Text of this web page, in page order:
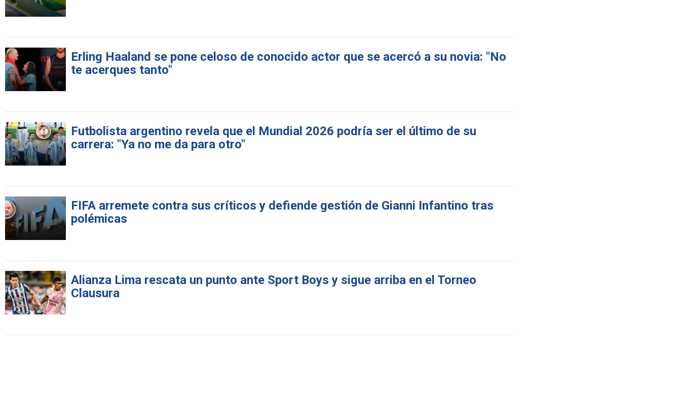
Erling Haaland se pone celoso de conocido actor que se acercó a su novia: "No
te acerques tanto"
Futbolista argentino revela que el Mundial 2026 podría ser el último de su
carrera: "Ya no me da para otro"
FIFA arremete contra sus críticos y defiende gestión de Gianni Infantino tras
polémicas
Alianza Lima rescata un punto ante Sport Boys y sigue arriba en el Torneo
Clausura